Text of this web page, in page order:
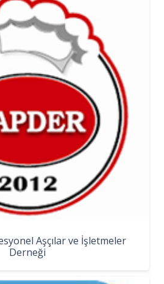
Aşçılar ve İşletmeler
Derneği